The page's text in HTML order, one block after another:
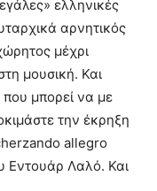
ελληνικές
αρνητικός
μέχρι
μουσική. Και
μπορεί να με
την έκρηξη
allegro
Εντουάρ Λαλό. Και